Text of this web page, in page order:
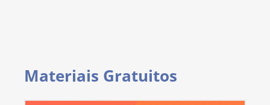
Materiais Gratuitos